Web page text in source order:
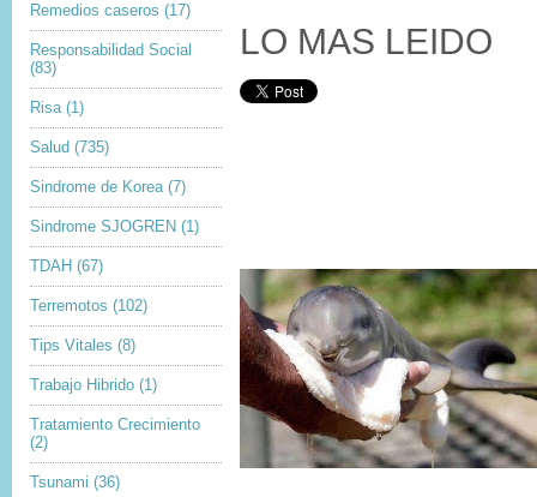
Remedios caseros (17)
Responsabilidad Social
(83)
Risa (1)
Salud (735)
Sindrome de Korea (7)
Sindrome SJOGREN (1)
TDAH (67)
Terremotos (102)
Tips Vitales (8)
Trabajo Hibrido (1)
Tratamiento Crecimiento
(2)
Tsunami (36)
LO MAS LEIDO